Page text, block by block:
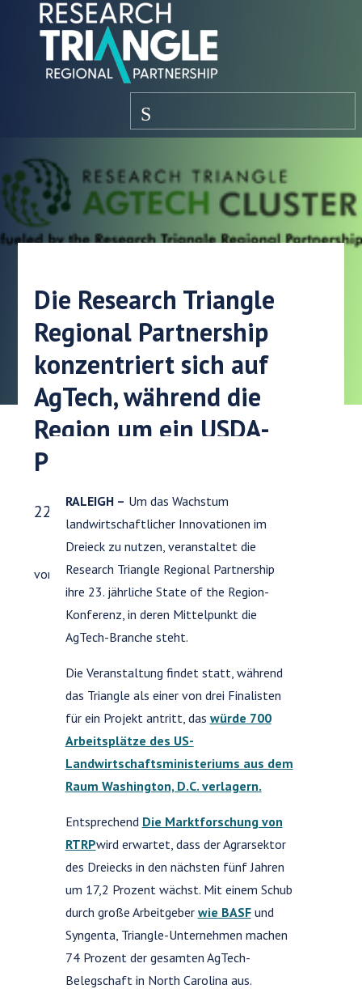
Zum Inhalt springen
Speisekarte
Die Research Triangle
Regional Partnership
konzentriert sich auf
AgTech, während die
Region um ein USDA-
Projekt konkurriert
Veröffentlichungsdatum:
22. Mai 2019
von Shannon Cuthrell — 21. Mai 2019
RALEIGH – Um das Wachstum
landwirtschaftlicher Innovationen im
Dreieck zu nutzen, veranstaltet die
Research Triangle Regional Partnership
ihre 23. jährliche State of the Region-
Konferenz, in deren Mittelpunkt die
AgTech-Branche steht.
Die Veranstaltung findet statt, während
das Triangle als einer von drei Finalisten
für ein Projekt antritt, das würde 700
Arbeitsplätze des US-
Landwirtschaftsministeriums aus dem
Raum Washington, D.C. verlagern.
Entsprechend Die Marktforschung von
RTRPwird erwartet, dass der Agrarsektor
des Dreiecks in den nächsten fünf Jahren
um 17,2 Prozent wächst. Mit einem Schub
durch große Arbeitgeber wie BASFund
Syngenta, Triangle-Unternehmen machen
74 Prozent der gesamten AgTech-
Belegschaft in North Carolina aus.